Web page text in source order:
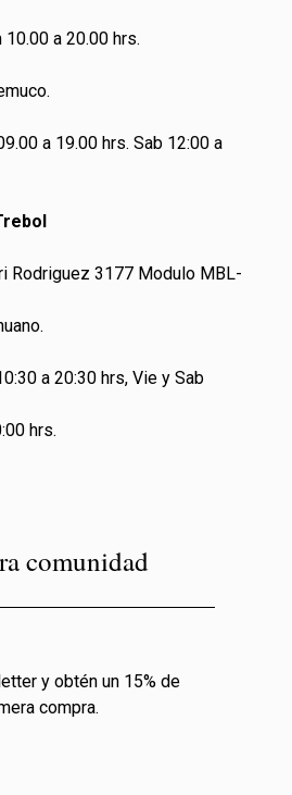
a 20.00 hrs.
a 19.00 hrs. Sab 12:00 a
Rodriguez 3177 Modulo MBL-
a 20:30 hrs, Vie y Sab
hrs.
comunidad
y obtén un 15% de
compra.